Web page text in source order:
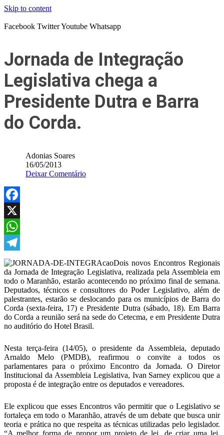
Skip to content
Facebook TwitterYoutube Whatsapp
Jornada de Integração
Legislativa chega a
Presidente Dutra e Barra
do Corda.
Adonias Soares
16/05/2013
Deixar Comentário
Facebook
X
WhatsApp
Telegram
Dois novos Encontros Regionais
da Jornada de Integração Legislativa, realizada pela Assembleia em
todo o Maranhão, estarão acontecendo no próximo final de semana.
Deputados, técnicos e consultores do Poder Legislativo, além de
palestrantes, estarão se deslocando para os municípios de Barra do
Corda (sexta-feira, 17) e Presidente Dutra (sábado, 18). Em Barra
do Corda a reunião será na sede do Cetecma, e em Presidente Dutra
no auditório do Hotel Brasil.
Nesta terça-feira (14/05), o presidente da Assembleia, deputado
Arnaldo Melo (PMDB), reafirmou o convite a todos os
parlamentares para o próximo Encontro da Jornada. O Diretor
Institucional da Assembleia Legislativa, Ivan Sarney explicou que a
proposta é de integração entre os deputados e vereadores.
Ele explicou que esses Encontros vão permitir que o Legislativo se
fortaleça em todo o Maranhão, através de um debate que busca unir
teoria e prática no que respeita as técnicas utilizadas pelo legislador.
“A melhor forma de propor um projeto de lei, de criar uma lei,